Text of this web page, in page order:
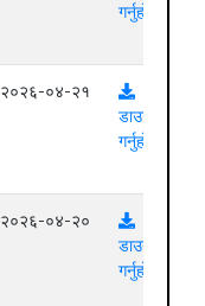
गर्नुहोस्
२०२६-०४-२१
डाउनलोड
गर्नुहोस्
२०२६-०४-२०
डाउनलोड
गर्नुहोस्